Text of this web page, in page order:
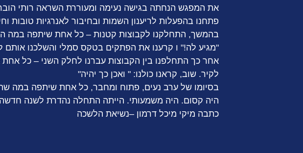
את המפגש הנחתה בגישה נעימה ומעוררת השראה רותי
פתחנו בהפעלות לריענון השמות ובחיבור לאנרגיות טובות
בהמשך, התחלקנו לקבוצות קטנות – כל אחת שיתפה במה
"מגיע לה!" ו קרענו את הפתקים בטקס סמלי והשלכנו אותם
אחר כך התחלפנו בין הקבוצות עברנו לחלק השני – כל
לקיר. שוב, קראנו כולנו: " ואכן כך יהיה"
בסיומו של ערב נעים, פתוח ומחבר, כל אחת שיתפה במה
היה קסום. היה משמעותי. הייתה התחלה נהדרת לשנה
כתבה מיקי מיכל דרמון –נשיאת הלשכה